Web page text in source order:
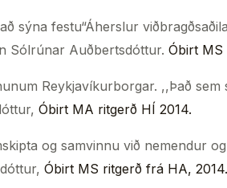
sýna festu“Áherslur
Sólrúnar Auðbertsdóttur. Óbirt MS
Reykjavíkurborgar. ,,Það
Óbirt MA ritgerð HÍ 2014.
og samvinnu við nemendur
Óbirt MS ritgerð frá HA, 2014.